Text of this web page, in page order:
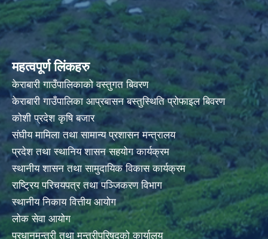
महत्वपूर्ण लिंकहरु
केराबारी गाउँपालिकाको वस्तुगत बिवरण
केराबारी गाउँपालिका आप्रबासन बस्तुस्थिति प्रोफाइल बिवरण
कोशी प्रदेश कृषि बजार
संघीय मामिला तथा सामान्य प्रशासन मन्त्रालय
प्रदेश तथा स्थानिय शासन सहयोग कार्यक्रम
स्थानीय शासन तथा सामुदायिक विकास कार्यक्रम
राष्ट्रिय परिचयपत्र तथा पञ्जिकरण विभाग
स्थानीय निकाय वित्तीय आयोग
लोक सेवा आयोग
प्रधानमन्त्री तथा मन्त्रीपरिषद्को कार्यालय